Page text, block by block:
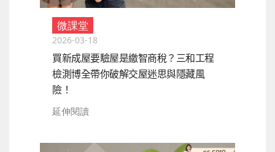
微課堂
2026-03-18
買新成屋要驗屋是繳智商稅？三和工程
檢測博全帶你破解交屋迷思與隱藏風
險！
延伸閱讀